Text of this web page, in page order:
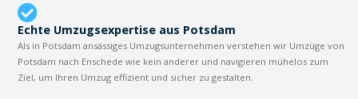
Echte Umzugsexpertise aus Potsdam
Als in Potsdam ansässiges Umzugsunternehmen verstehen wir Umzüge von
Potsdam nach Enschede wie kein anderer und navigieren mühelos zum
Ziel, um Ihren Umzug effizient und sicher zu gestalten.